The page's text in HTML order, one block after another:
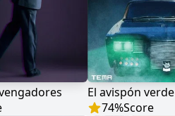
El avispón verde
74%Score